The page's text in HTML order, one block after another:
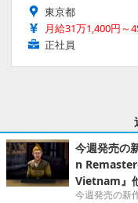
東京都
月給31万1,400円～
正社員
今週発売の
n
Vietnam』
今週発売の新